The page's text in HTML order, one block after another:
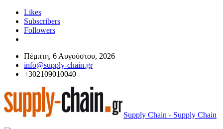
Likes
Subscribers
Followers
Πέμπτη, 6 Αυγούστου, 2026
info@supply-chain.gr
+302109010040
Supply Chain - Supply Chain